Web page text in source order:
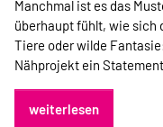
Manchmal ist es das
überhaupt fühlt, wie sich
Tiere oder wilde Fantasie
Nähprojekt ein
weiterlesen